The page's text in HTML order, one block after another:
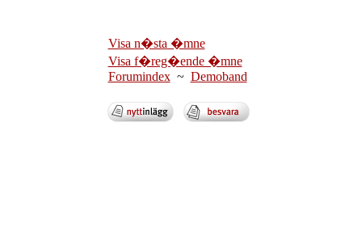
Visa n�sta �mne
Visa f�reg�ende �mne
Forumindex~ Demoband